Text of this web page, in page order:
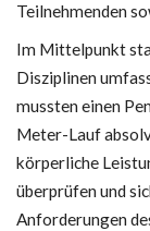
Teilnehmenden
Im Mittelpunkt
Disziplinen
mussten einen
Meter-Lauf
körperliche
überprüfen und
Anforderungen